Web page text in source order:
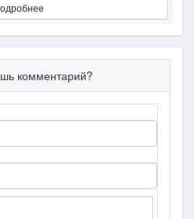
комментарий?